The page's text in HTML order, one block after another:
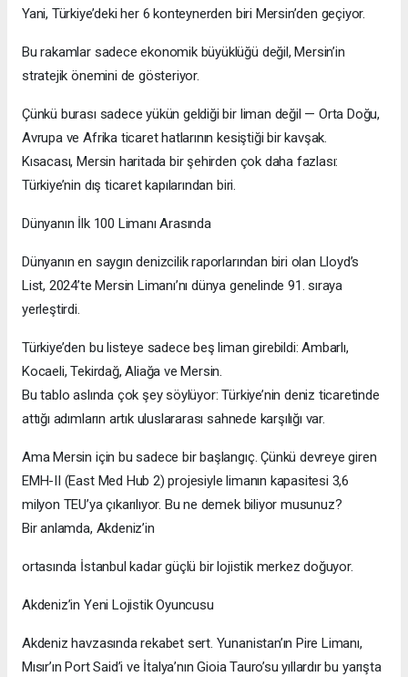
Yani, Türkiye’deki her 6 konteynerden biri Mersin’den geçiyor.
Bu rakamlar sadece ekonomik büyüklüğü değil, Mersin’in
stratejik önemini de gösteriyor.
Çünkü burası sadece yükün geldiği bir liman değil — Orta Doğu,
Avrupa ve Afrika ticaret hatlarının kesiştiği bir kavşak.
Kısacası, Mersin haritada bir şehirden çok daha fazlası:
Türkiye’nin dış ticaret kapılarından biri.
Dünyanın İlk 100 Limanı Arasında
Dünyanın en saygın denizcilik raporlarından biri olan Lloyd’s
List, 2024’te Mersin Limanı’nı dünya genelinde 91. sıraya
yerleştirdi.
Türkiye’den bu listeye sadece beş liman girebildi: Ambarlı,
Kocaeli, Tekirdağ, Aliağa ve Mersin.
Bu tablo aslında çok şey söylüyor: Türkiye’nin deniz ticaretinde
attığı adımların artık uluslararası sahnede karşılığı var.
Ama Mersin için bu sadece bir başlangıç. Çünkü devreye giren
EMH-II (East Med Hub 2) projesiyle limanın kapasitesi 3,6
milyon TEU’ya çıkarılıyor. Bu ne demek biliyor musunuz?
Bir anlamda, Akdeniz’in
ortasında İstanbul kadar güçlü bir lojistik merkez doğuyor.
Akdeniz’in Yeni Lojistik Oyuncusu
Akdeniz havzasında rekabet sert. Yunanistan’ın Pire Limanı,
Mısır’ın Port Said’i ve İtalya’nın Gioia Tauro’su yıllardır bu yarışta